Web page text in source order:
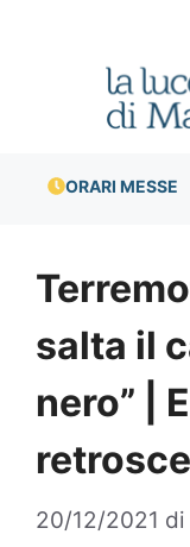
ORARI MESSE
salta il
nero” |
20/12/2021 di